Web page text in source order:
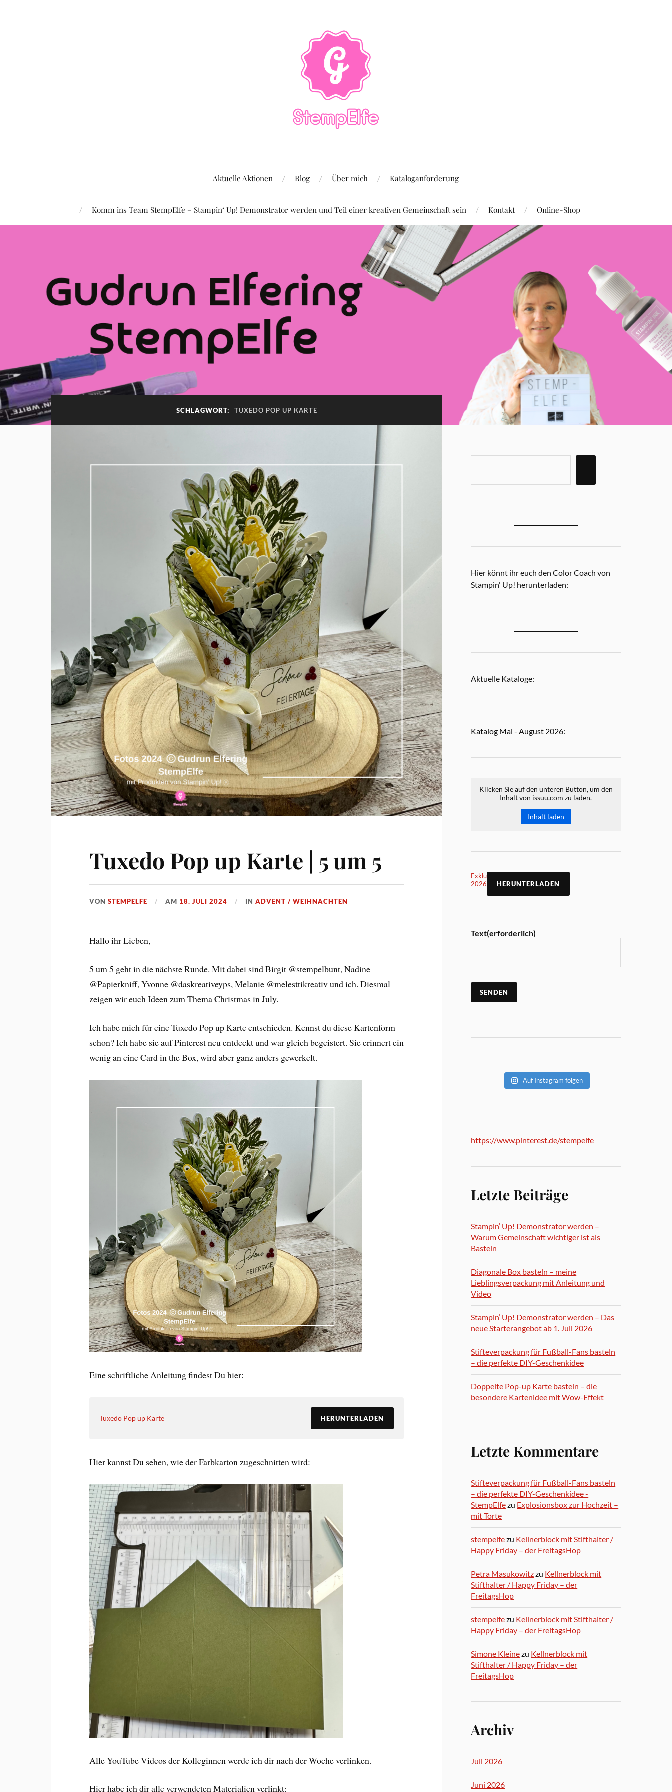
Aktuelle Aktionen Blog Über mich Kataloganforderung
Komm ins Team StempElfe – Stampin‘ Up! Demonstrator werden und Teil einer kreativen Gemeinschaft sein Kontakt Online-Shop
SCHLAGWORT: TUXEDO POP UP KARTE
Tuxedo Pop up Karte | 5 um 5
VONSTEMPELFE AM 18. JULI 2024 INADVENT / WEIHNACHTEN
Hallo ihr Lieben,
5 um 5 geht in die nächste Runde. Mit dabei sind Birgit @stempelbunt, Nadine
@Papierkniff, Yvonne @daskreativeyps, Melanie @melesttikreativ und ich. Diesmal
zeigen wir euch Ideen zum Thema Christmas in July.
Ich habe mich für eine Tuxedo Pop up Karte entschieden. Kennst du diese Kartenform
schon? Ich habe sie auf Pinterest neu entdeckt und war gleich begeistert. Sie erinnert ein
wenig an eine Card in the Box, wird aber ganz anders gewerkelt.
Eine schriftliche Anleitung findest Du hier:
Tuxedo Pop up Karte HERUNTERLADEN
Hier kannst Du sehen, wie der Farbkarton zugeschnitten wird:
Alle YouTube Videos der Kolleginnen werde ich dir nach der Woche verlinken.
Hier habe ich dir alle verwendeten Materialien verlinkt:
Hier könnt ihr euch den Color Coach von
Stampin' Up! herunterladen:
Aktuelle Kataloge:
Katalog Mai - August 2026:
Klicken Sie auf den unteren Button, um den
Inhalt von issuu.com zu laden.
Inhalt laden
Exklusiv Online Mai
2026
HERUNTERLADEN
Text(erforderlich)
SENDEN
Auf Instagram folgen
https://www.pinterest.de/stempelfe
Letzte Beiträge
Stampin‘ Up! Demonstrator werden –
Warum Gemeinschaft wichtiger ist als
Basteln
Diagonale Box basteln – meine
Lieblingsverpackung mit Anleitung und
Video
Stampin’ Up! Demonstrator werden – Das
neue Starterangebot ab 1. Juli 2026
Stifteverpackung für Fußball-Fans basteln
– die perfekte DIY-Geschenkidee
Doppelte Pop-up Karte basteln – die
besondere Kartenidee mit Wow-Effekt
Letzte Kommentare
Stifteverpackung für Fußball-Fans basteln
– die perfekte DIY-Geschenkidee -
StempElfezu Explosionsbox zur Hochzeit –
mit Torte
stempelfezu Kellnerblock mit Stifthalter /
Happy Friday – der FreitagsHop
Petra Masukowitzzu Kellnerblock mit
Stifthalter / Happy Friday – der
FreitagsHop
stempelfezu Kellnerblock mit Stifthalter /
Happy Friday – der FreitagsHop
Simone Kleinezu Kellnerblock mit
Stifthalter / Happy Friday – der
FreitagsHop
Archiv
Juli 2026
Juni 2026